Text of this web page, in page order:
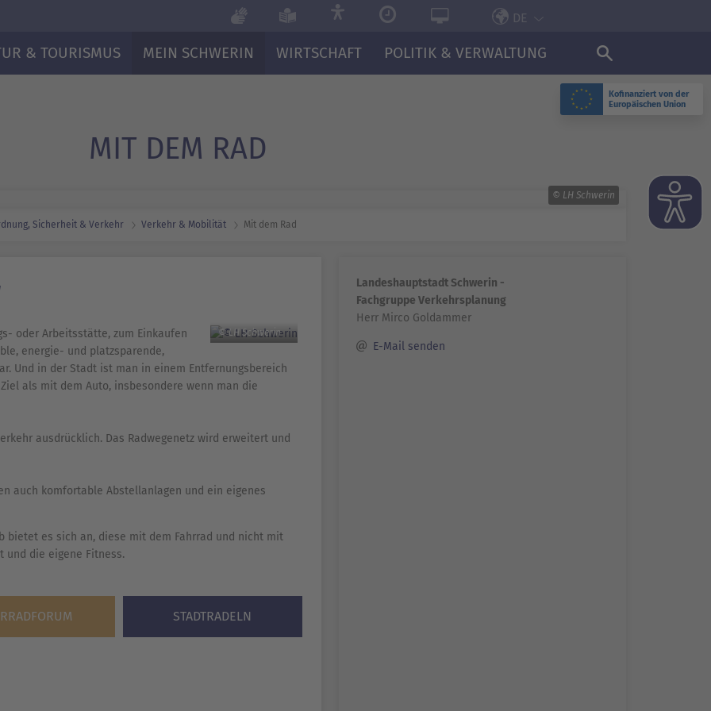
Kofinanziert von der
Europäischen Union
DE
& TOURISMUS MEIN SCHWERIN WIRTSCHAFT POLITIK & VERWALTUNG
MIT DEM RAD
© LH Schwerin
Sicherheit & Verkehr Verkehr & Mobilität Mit dem Rad
© LH Schwerin
oder Arbeitsstätte, zum Einkaufen
energie- und platzsparende,
Und in der Stadt ist man in einem Entfernungsbereich
als mit dem Auto, insbesondere wenn man die
ausdrücklich. Das Radwegenetz wird erweitert und
auch komfortable Abstellanlagen und ein eigenes
bietet es sich an, diese mit dem Fahrrad und nicht mit
und die eigene Fitness.
STADTRADELN
Landeshauptstadt Schwerin -
Fachgruppe Verkehrsplanung
Herr Mirco Goldammer
E-Mail senden